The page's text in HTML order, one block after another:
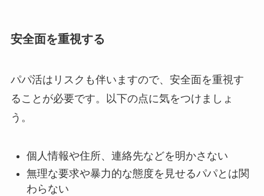
安全面を重視する
パパ活はリスクも伴いますので、安全面を重視す
ることが必要です。以下の点に気をつけましょ
う。
個人情報や住所、連絡先などを明かさない
無理な要求や暴力的な態度を見せるパパとは関
わらない